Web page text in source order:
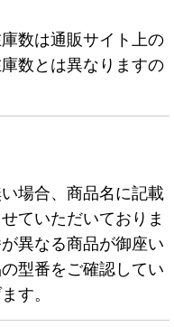
数は通販サイト上の
数とは異なりますの
場合、商品名に記載
ていただいておりま
異なる商品が御座い
型番をご確認してい
す。